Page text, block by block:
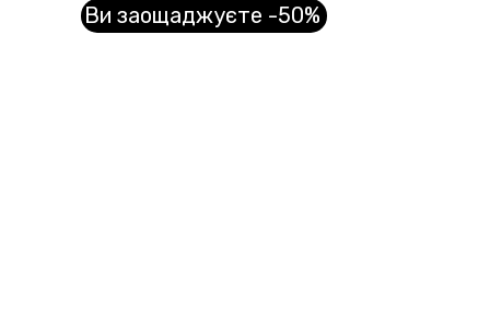
Ви заощаджуєте -50%